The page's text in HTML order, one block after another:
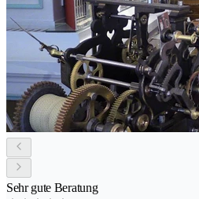
Sehr gute Beratung